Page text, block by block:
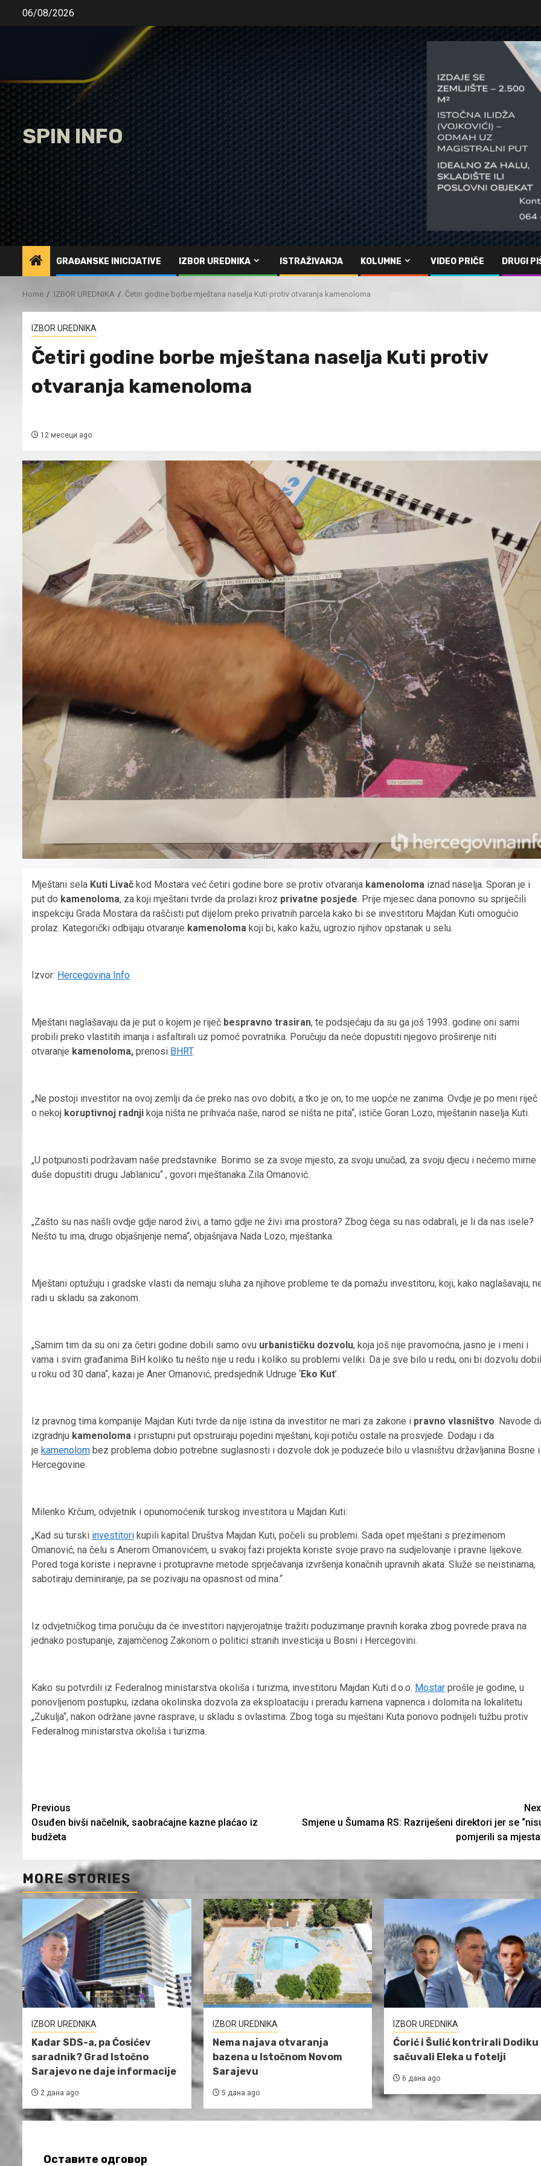
06/08/2026
SPIN INFO
GRAĐANSKE INICIJATIVE IZBOR UREDNIKA ISTRAŽIVANJA KOLUMNE VIDEO PRIČE DRUGI
Home IZBOR UREDNIKA Četiri godine borbe mještana naselja Kuti protiv otvaranja kamenoloma
IZBOR UREDNIKA
Četiri godine borbe mještana naselja Kuti protiv
otvaranja kamenoloma
12 месеци ago
Mještani sela Kuti Livač kod Mostara već četiri godine bore se protiv otvaranja kamenoloma iznad naselja. Sporan je i
put do kamenoloma, za koji mještani tvrde da prolazi kroz privatne posjede. Prije mjesec dana ponovno su spriječili
inspekciju Grada Mostara da raščisti put dijelom preko privatnih parcela kako bi se investitoru Majdan Kuti omogućio
prolaz. Kategorički odbijaju otvaranje kamenoloma koji bi, kako kažu, ugrozio njihov opstanak u selu.
Izvor: Hercegovina Info
Mještani naglašavaju da je put o kojem je riječ bespravno trasiran, te podsjećaju da su ga još 1993. godine oni sami
probili preko vlastitih imanja i asfaltirali uz pomoć povratnika. Poručuju da neće dopustiti njegovo proširenje niti
otvaranje kamenoloma, prenosi BHRT.
„Ne postoji investitor na ovoj zemlji da će preko nas ovo dobiti, a tko je on, to me uopće ne zanima. Ovdje je po meni riječ
o nekoj koruptivnoj radnji koja ništa ne prihvaća naše, narod se ništa ne pita“, ističe Goran Lozo, mještanin naselja Kuti.
„U potpunosti podržavam naše predstavnike. Borimo se za svoje mjesto, za svoju unučad, za svoju djecu i nećemo mirne
duše dopustiti drugu Jablanicu“ , govori mještanaka Zila Omanović.
„Zašto su nas našli ovdje gdje narod živi, a tamo gdje ne živi ima prostora? Zbog čega su nas odabrali, je li da nas isele?
Nešto tu ima, drugo objašnjenje nema“, objašnjava Nada Lozo, mještanka.
Mještani optužuju i gradske vlasti da nemaju sluha za njihove probleme te da pomažu investitoru, koji, kako naglašavaju,
radi u skladu sa zakonom.
„Samim tim da su oni za četiri godine dobili samo ovu urbanističku dozvolu, koja još nije pravomoćna, jasno je i meni i
vama i svim građanima BiH koliko tu nešto nije u redu i koliko su problemi veliki. Da je sve bilo u redu, oni bi dozvolu
u roku od 30 dana“, kazai je Aner Omanović, predsjednik Udruge ‘Eko Kut’.
Iz pravnog tima kompanije Majdan Kuti tvrde da nije istina da investitor ne mari za zakone i pravno vlasništvo. Navode
izgradnju kamenoloma i pristupni put opstruiraju pojedini mještani, koji potiču ostale na prosvjede. Dodaju i da
je kamenolom bez problema dobio potrebne suglasnosti i dozvole dok je poduzeće bilo u vlasništvu državljanina Bosne i
Hercegovine.
Milenko Krčum, odvjetnik i opunomoćenik turskog investitora u Majdan Kuti:
„Kad su turski investitori kupili kapital Društva Majdan Kuti, počeli su problemi. Sada opet mještani s prezimenom
Omanović, na čelu s Anerom Omanovićem, u svakoj fazi projekta koriste svoje pravo na sudjelovanje i pravne lijekove.
Pored toga koriste i nepravne i protupravne metode sprječavanja izvršenja konačnih upravnih akata. Služe se neistinama,
sabotiraju deminiranje, pa se pozivaju na opasnost od mina.“
Iz odvjetničkog tima poručuju da će investitori najvjerojatnije tražiti poduzimanje pravnih koraka zbog povrede prava na
jednako postupanje, zajamčenog Zakonom o politici stranih investicija u Bosni i Hercegovini.
Kako su potvrdili iz Federalnog ministarstva okoliša i turizma, investitoru Majdan Kuti d.o.o. Mostar prošle je godine, u
ponovljenom postupku, izdana okolinska dozvola za eksploataciju i preradu kamena vapnenca i dolomita na lokalitetu
„Zukulja“, nakon održane javne rasprave, u skladu s ovlastima. Zbog toga su mještani Kuta ponovo podnijeli tužbu protiv
Federalnog ministarstva okoliša i turizma.
Continue
Reading
Previous
Osuđen bivši načelnik, saobraćajne kazne plaćao iz
budžeta
Smjene u Šumama RS: Razriješeni direktori jer se
pomjerili sa
MORE STORIES
IZBOR UREDNIKA
Kadar SDS-a, pa Ćosićev
saradnik? Grad Istočno
Sarajevo ne daje informacije
2 дана ago
IZBOR UREDNIKA
Nema najava otvaranja
bazena u Istočnom Novom
Sarajevu
5 дана ago
IZBOR UREDNIKA
Ćorić i Šulić kontrirali Dodiku
sačuvali Eleka u fotelji
6 дана ago
Оставите одговор